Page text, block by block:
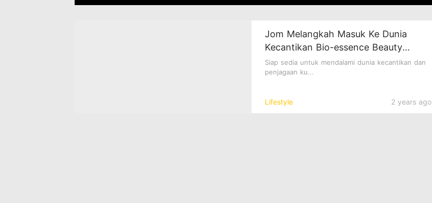
Lifestyle 2 years ago
Jom Melangkah Masuk Ke Dunia
Kecantikan Bio-essence Beauty
QuestLand!
Siap sedia untuk mendalami dunia kecantikan dan
penjagaan ku...